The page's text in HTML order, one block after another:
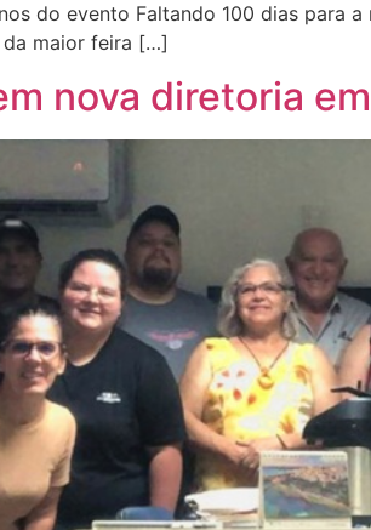
do evento Faltando 100 dias para
da maior feira […]
nova diretoria